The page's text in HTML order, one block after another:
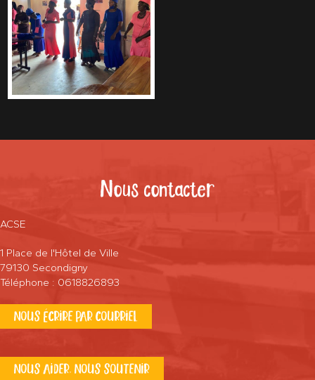
Nous contacter
ACSE
1 Place de l'Hôtel de Ville
79130 Secondigny
Téléphone : 0618826893
NOUS ÉCRIRE PAR COURRIEL
NOUS AIDER, NOUS SOUTENIR